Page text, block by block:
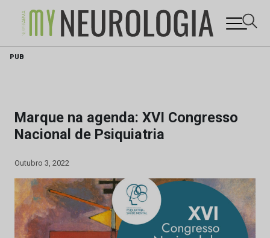
Skip
PUB
Marque na agenda: XVI Congresso
Nacional de Psiquiatria
Outubro 3, 2022